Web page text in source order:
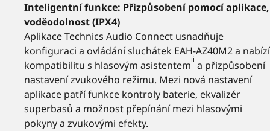
Inteligentní funkce: Přizpůsobení pomocí aplikace,
voděodolnost (IPX4)
Aplikace Technics Audio Connect usnadňuje
konfiguraci a ovládání sluchátek EAH-AZ40M2 a nabízí
kompatibilitu s hlasovým asistentemii a přizpůsobení
nastavení zvukového režimu. Mezi nová nastavení
aplikace patří funkce kontroly baterie, ekvalizér
superbasů a možnost přepínání mezi hlasovými
pokyny a zvukovými efekty.